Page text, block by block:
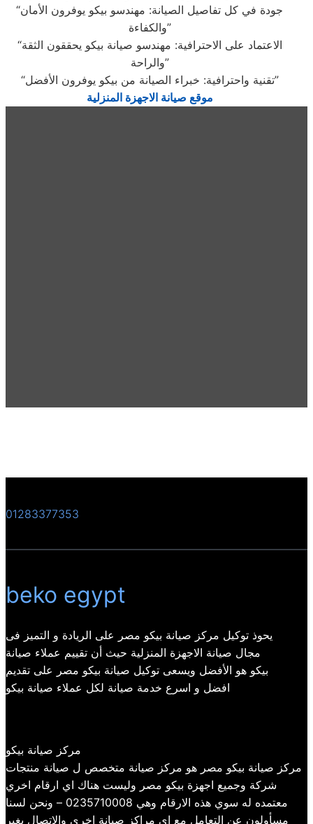
“جودة في كل تفاصيل الصيانة: مهندسو بيكو يوفرون الأمان
والكفاءة”
“الاعتماد على الاحترافية: مهندسو صيانة بيكو يحققون الثقة
والراحة”
“تقنية واحترافية: خبراء الصيانة من بيكو يوفرون الأفضل”
موقع صيانة الاجهزة المنزلية
01283377353
beko egypt
يحوذ توكيل مركز صيانة بيكو مصر على الريادة و التميز فى
مجال صيانة الاجهزة المنزلية حيث أن تقييم عملاء صيانة
بيكو هو الأفضل ويسعى توكيل صيانة بيكو مصر على تقديم
افضل و اسرع خدمة صيانة لكل عملاء صيانة بيكو
مركز صيانة بيكو
مركز صيانة بيكو مصر هو مركز صيانة متخصص ل صيانة منتجات
شركة وجميع اجهزة بيكو مصر وليست هناك اي ارقام اخري
معتمده له سوي هذه الارقام وهي 0235710008 – ونحن لسنا
مسأولون عن التعامل مع اي مراكز صيانة اخري والاتصال بغير